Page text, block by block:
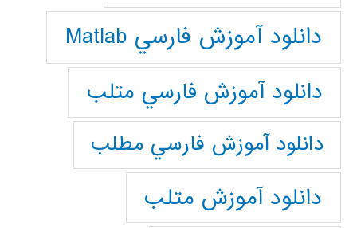
دانلود آموزش فارسي Matlab
دانلود آموزش فارسي متلب
دانلود آموزش فارسي مطلب
دانلود آموزش متلب